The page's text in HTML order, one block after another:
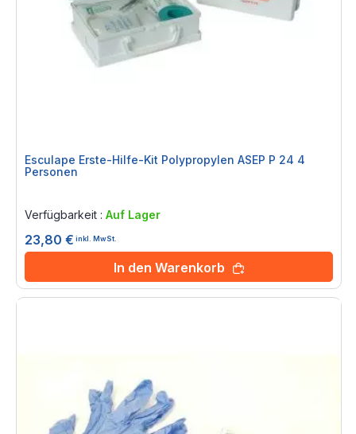
Esculape Erste-Hilfe-Kit Polypropylen ASEP P 24 4
Personen
Verfügbarkeit : Auf Lager
23,80 € inkl. MwSt.
In den Warenkorb